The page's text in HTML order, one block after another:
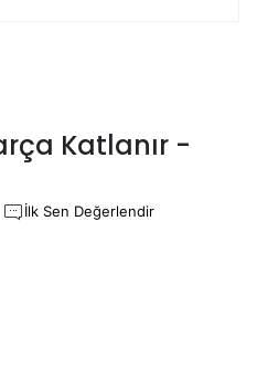
Katlanır -
İlk Sen Değerlendir